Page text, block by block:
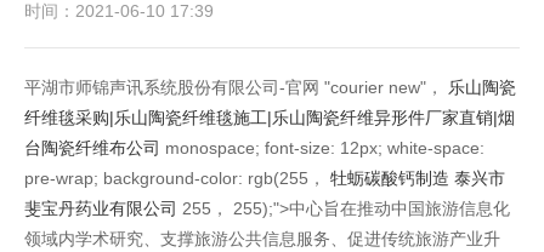
时间：2021-06-10 17:39
平湖市师锦声讯系统股份有限公司-官网 "courier new"，
乐山陶瓷
纤维毯采购|乐山陶瓷纤维毯施工|乐山陶瓷纤维异形件厂家直销|烟
台陶瓷纤维布公司 monospace; font-size: 12px; white-space:
pre-wrap; background-color: rgb(255， 牡蛎碳酸钙制造 泰兴市
斐宝丹药业有限公司 255， 255);">中心旨在推动中国旅游信息化
领域内学术研究、支撑旅游公共信息服务、促进传统旅游产业升